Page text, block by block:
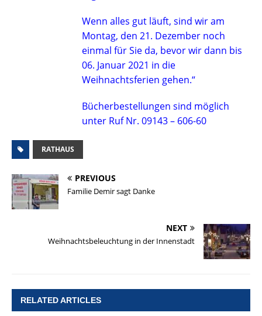
Wenn alles gut läuft, sind wir am
Montag, den 21. Dezember noch
einmal für Sie da, bevor wir dann bis
06. Januar 2021 in die
Weihnachtsferien gehen.“
Bücherbestellungen sind möglich
unter Ruf Nr. 09143 – 606-60
RATHAUS
PREVIOUS
Familie Demir sagt Danke
NEXT
Weihnachtsbeleuchtung in der Innenstadt
RELATED ARTICLES